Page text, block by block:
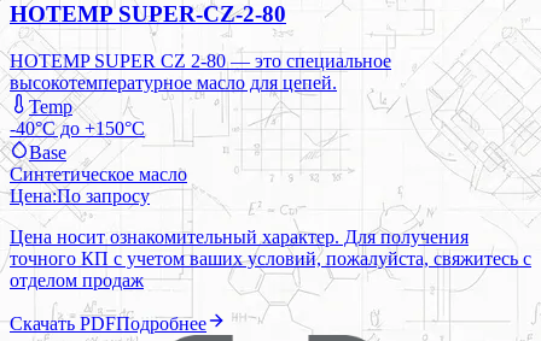
HOTEMP SUPER-CZ-2-80
HOTEMP SUPER CZ 2-80 — это специальное
высокотемпературное масло для цепей.
Temp
-40°C до +150°C
Base
Синтетическое масло
Цена:По запросу
Цена носит ознакомительный характер. Для получения
точного КП с учетом ваших условий, пожалуйста, свяжитесь с
отделом продаж
Скачать PDFПодробнее